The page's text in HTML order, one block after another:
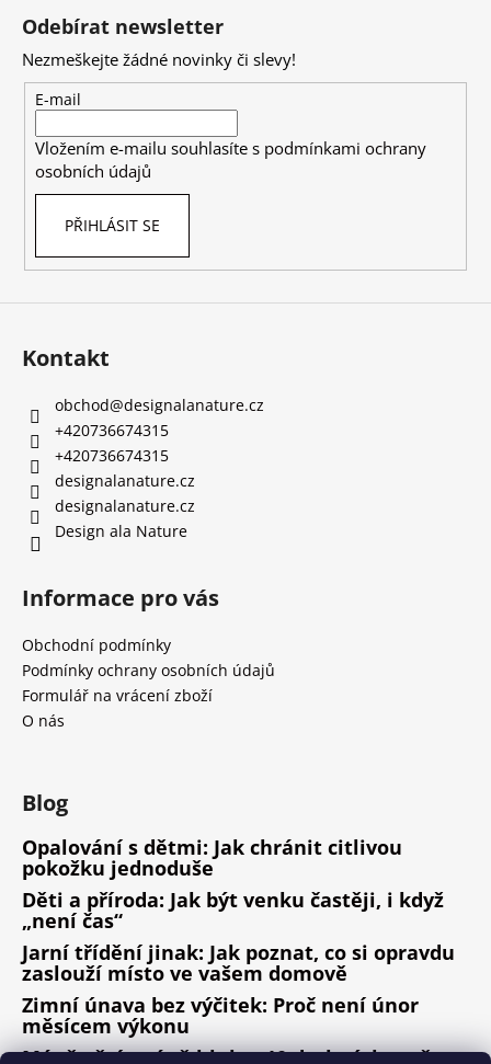
Odebírat newsletter
Nezmeškejte žádné novinky či slevy!
E-mail
Vložením e-mailu souhlasíte s podmínkami ochrany
osobních údajů
PŘIHLÁSIT SE
Kontakt
obchod@designalanature.cz
+420736674315
+420736674315
designalanature.cz
designalanature.cz
Design ala Nature
Informace pro vás
Obchodní podmínky
Podmínky ochrany osobních údajů
Formulář na vrácení zboží
O nás
Blog
Opalování s dětmi: Jak chránit citlivou
pokožku jednoduše
Děti a příroda: Jak být venku častěji, i když
„není čas“
Jarní třídění jinak: Jak poznat, co si opravdu
zaslouží místo ve vašem domově
Zimní únava bez výčitek: Proč není únor
měsícem výkonu
Méně věcí, méně hluku: 10 drobných změn,